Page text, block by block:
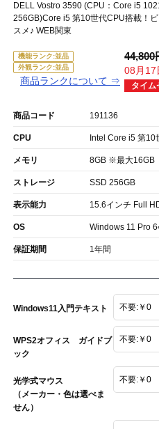
DELL Vostro 3590 (CPU：Core i5
256GB)Core i5 第10世代CPU搭載！
スメ♪ WEB関東
機能ランク:並品
外観ランク:並品
商品ランクについて ⇒ タイム
44,800
08月17
商品コード 191136
CPU Intel Core i5 第
メモリ 8GB ※最大16GB
ストレージ SSD 256GB
表示能力 15.6インチ Full
OS Windows 11 Pro
保証期間 1年間
Windows11入門テキスト
WPS2オフィス ガイドブ
ック
光学式マウス
（メーカー・色は選べま
せん）